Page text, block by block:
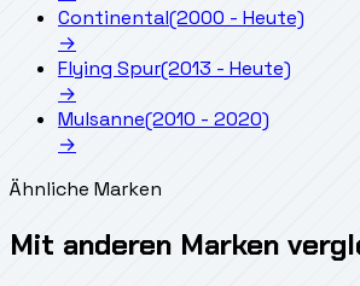
Continental(2000 - Heute)
→
Flying Spur(2013 - Heute)
→
Mulsanne(2010 - 2020)
→
Ähnliche Marken
Mit anderen Marken